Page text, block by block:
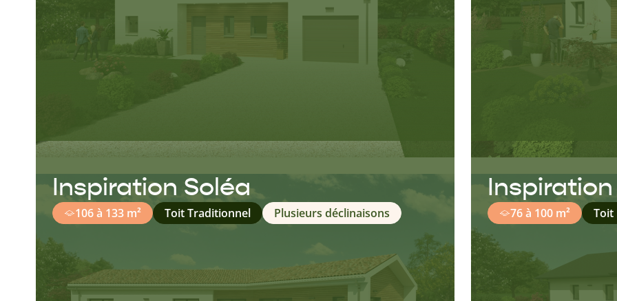
Inspiration Soléa
106 à 133 m² Toit Traditionnel Plusieurs déclinaisons 76 à 100 m² Toit